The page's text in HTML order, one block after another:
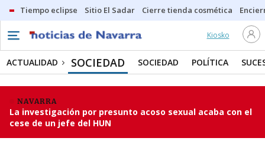
Tiempo eclipse Sitio El Sadar Cierre tienda cosmética
Kiosko
ACTUALIDAD SOCIEDAD SOCIEDAD POLÍTICA
NAVARRA
La investigación por presunto acoso sexual acaba con el
cese de un jefe del HUN